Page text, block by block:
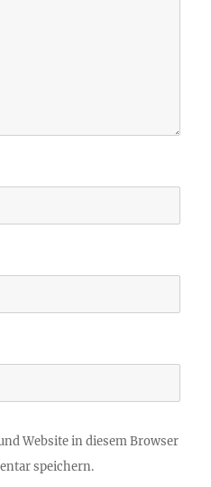
Website in diesem Browser
speichern.